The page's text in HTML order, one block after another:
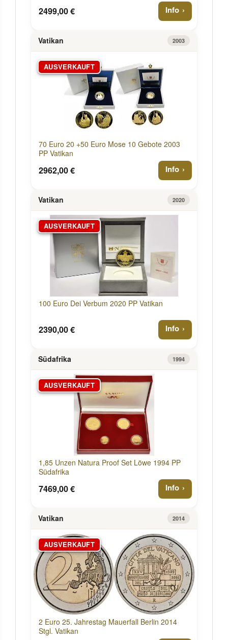
2499,00 € Info
Vatikan 2003
AUSVERKAUFT
70 Euro 20 +50 Euro Mose 10 Gebote 2003
PP Vatikan
2962,00 € Info
Vatikan 2020
AUSVERKAUFT
100 Euro Dei Verbum 2020 PP Vatikan
2390,00 € Info
Südafrika 1994
AUSVERKAUFT
1,85 Unzen Natura Proof Set Löwe 1994 PP
Südafrika
7469,00 € Info
Vatikan 2014
AUSVERKAUFT
2 Euro 25. Jahrestag Mauerfall Berlin 2014
Stgl. Vatikan